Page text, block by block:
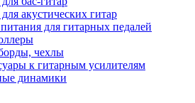
акустических гитар
для гитарных педалей
чехлы
к гитарным усилителям
динамики